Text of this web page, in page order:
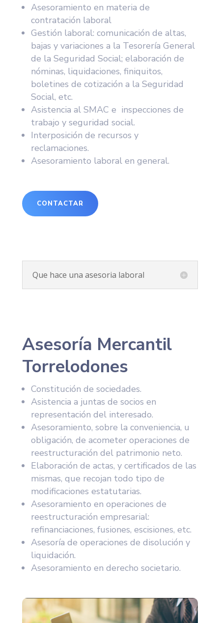
Asesoramiento en materia de
contratación laboral
Gestión laboral: comunicación de altas,
bajas y variaciones a la Tesorería General
de la Seguridad Social; elaboración de
nóminas, liquidaciones, finiquitos,
boletines de cotización a la Seguridad
Social, etc.
Asistencia al SMAC e inspecciones de
trabajo y seguridad social.
Interposición de recursos y
reclamaciones.
Asesoramiento laboral en general.
CONTACTAR
Que hace una asesoria laboral
Asesoría Mercantil
Torrelodones
Constitución de sociedades.
Asistencia a juntas de socios en
representación del interesado.
Asesoramiento, sobre la conveniencia, u
obligación, de acometer operaciones de
reestructuración del patrimonio neto.
Elaboración de actas, y certificados de las
mismas, que recojan todo tipo de
modificaciones estatutarias.
Asesoramiento en operaciones de
reestructuración empresarial:
refinanciaciones, fusiones, escisiones, etc.
Asesoría de operaciones de disolución y
liquidación.
Asesoramiento en derecho societario.